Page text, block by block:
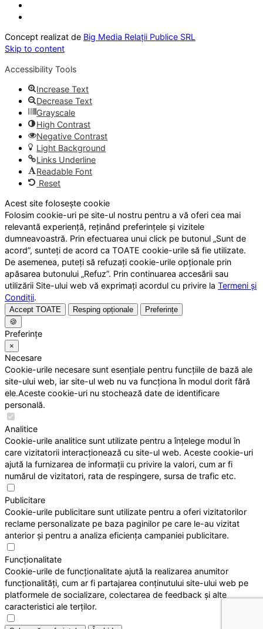
Concept realizat de Big Media Relații Publice SRL
Skip to content
Accessibility Tools
Increase Text
Decrease Text
Grayscale
High Contrast
Negative Contrast
Light Background
Links Underline
Readable Font
Reset
Acest site folosește cookie
Folosim cookie-uri pe site-ul nostru pentru a vă oferi cea mai
relevantă experiență, reținând preferințele și vizitele
dumneavoastră. Prin efectuarea unui click pe butonul „Sunt de
acord”, sunteți de acord ca TOATE cookie-urile să fie utilizate.
De asemenea, puteți să refuzați cookie-urile opționale prin
apăsarea butonului „Refuz”. Prin continuarea accesării sau
utilizării Site-ului web vă exprimați acordul cu privire la Termeni și
Condiții.
Accept TOATE Resping opționale
Preferințe
🍪
Preferințe
×
Necesare
Cookie-urile necesare sunt esențiale pentru funcțiile de bază ale
site-ului web, iar site-ul web nu va funcționa în modul dorit fără
ele.Aceste cookie-uri nu stochează date de identificare
personală.
Analitice
Cookie-urile analitice sunt utilizate pentru a înțelege modul în
care vizitatorii interacționează cu site-ul web. Aceste cookie-uri
ajută la furnizarea de informații cu privire la valori, cum ar fi
numărul de vizitatori, rata de respingere, sursa de trafic etc.
Publicitare
Cookie-urile publicitare sunt utilizate pentru a oferi vizitatorilor
reclame personalizate pe baza paginilor pe care le-au vizitat
anterior și pentru a analiza eficiența campaniei publicitare.
Funcționalitate
Cookie-urile de funcționalitate ajută la realizarea anumitor
funcționalități, cum ar fi partajarea conținutului site-ului web pe
platformele de socializare, colectarea de feedback și alte
caracteristici ale terților.